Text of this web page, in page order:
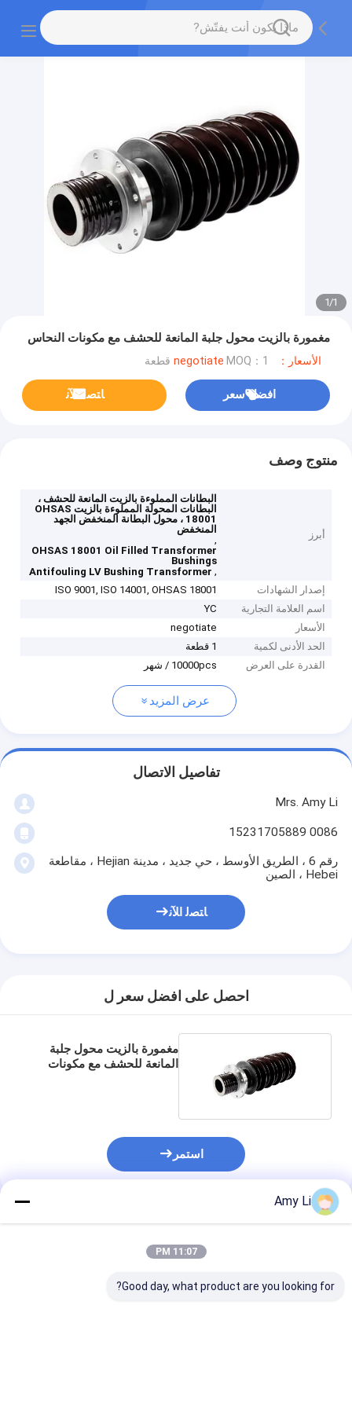
1
/
1
مغمورة بالزيت محول جلبة المانعة للحشف مع مكونات النحاس
الأسعار：negotiate MOQ：1 قطعة
افضل سعر ﺎﺘﺼﻟ ﺍﻶﻧ
منتوج وصف
أبرز
البطانات المملوءة بالزيت المانعة للحشف ،
البطانات المحولة المملوءة بالزيت OHSAS
18001 ، محول البطانة المنخفض الجهد
المنخفض
,
OHSAS 18001 Oil Filled Transformer
Bushings
,
Antifouling LV Bushing Transformer
إصدار الشهادات
ISO 9001, ISO 14001, OHSAS 18001
اسم العلامة التجارية
YC
الأسعار
negotiate
الحد الأدنى لكمية
1 قطعة
القدرة على العرض
10000pcs / شهر
عرض المزيد
تفاصيل الاتصال
Mrs. Amy Li
0086 15231705889
رقم 6 ، الطريق الأوسط ، حي جديد ، مدينة Hejian ، مقاطعة
Hebei ، الصين
ﺎﺘﺼﻟ ﺍﻶﻧ
احصل على افضل سعر ل
مغمورة بالزيت محول جلبة
المانعة للحشف مع مكونات
استمر
المنتجات الموصى بها
Amy Li
11:07 PM
Good day, what product are you looking for?